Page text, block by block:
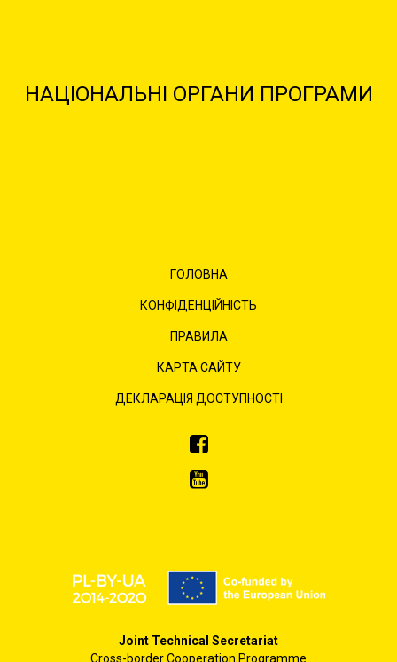
НАЦІОНАЛЬНІ ОРГАНИ ПРОГРАМИ
ГОЛОВНА
КОНФІДЕНЦІЙНІСТЬ
ПРАВИЛА
КАРТА САЙТУ
ДЕКЛАРАЦІЯ ДОСТУПНОСТІ
Joint Technical Secretariat
Cross-border Cooperation Programme